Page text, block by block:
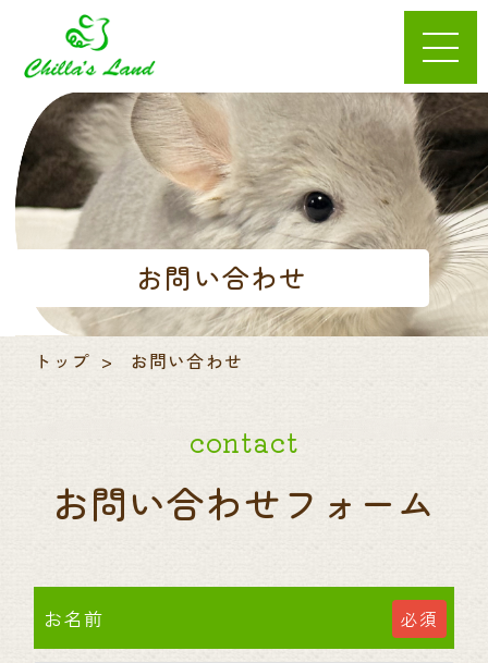
お問い合わせ
トップ お問い合わせ
contact
お問い合わせフォーム
お名前 必須